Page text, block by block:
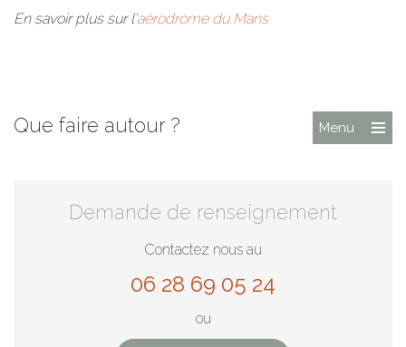
En savoir plus sur l'aérodrome du Mans
Que faire autour ? Menu
Demande de renseignement
Contactez nous au
06 28 69 05 24
ou